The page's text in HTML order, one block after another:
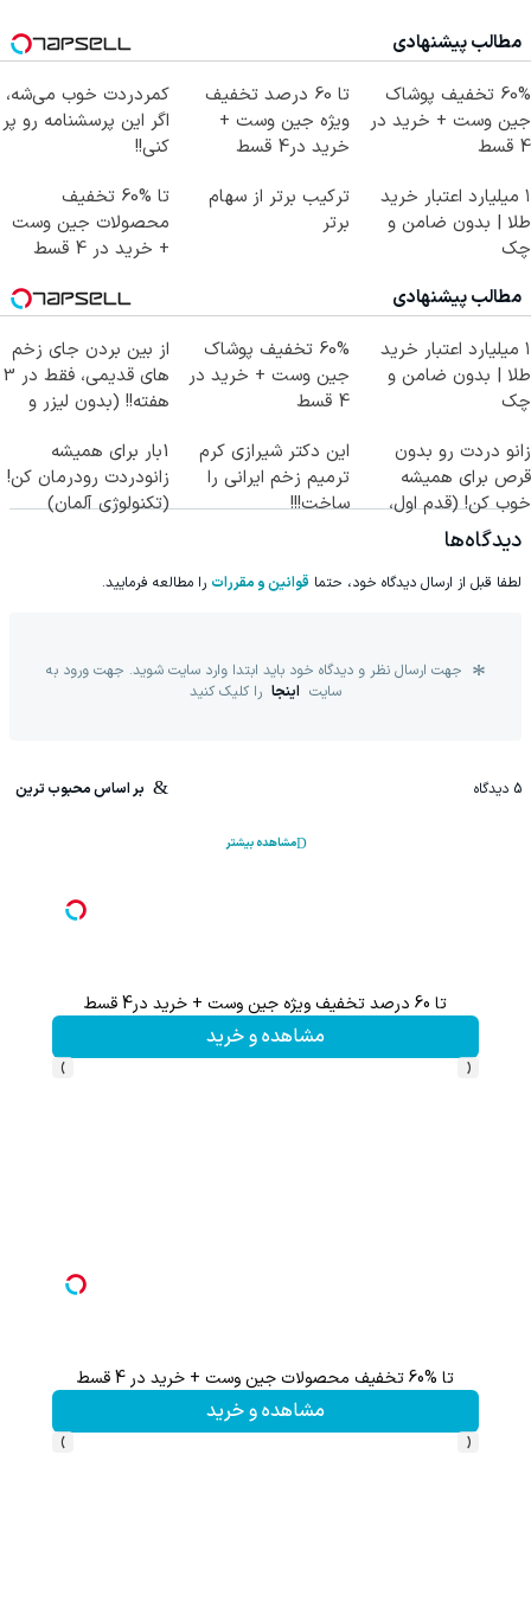
مطالب پیشنهادی
60% تخفیف پوشاک
جین وست + خرید در
4 قسط
تا 60 درصد تخفیف
ویژه جین وست +
خرید در4 قسط
کمردردت خوب می‌شه،
اگر این پرسشنامه رو پر
کنی!!
۱ میلیارد اعتبار خرید
طلا | بدون ضامن و
چک
ترکیب برتر از سهام
برتر
تا %60 تخفیف
محصولات جین وست
+ خرید در 4 قسط
مطالب پیشنهادی
۱ میلیارد اعتبار خرید
طلا | بدون ضامن و
چک
60% تخفیف پوشاک
جین وست + خرید در
4 قسط
از بین بردن جای زخم
های قدیمی، فقط در 3
هفته!! (بدون لیزر و
زانو دردت رو بدون
قرص برای همیشه
خوب کن! (قدم اول،
پرسش‌نامه)
این دکتر شیرازی کرم
ترمیم زخم ایرانی را
ساخت!!!
1بار برای همیشه
زانودردت رودرمان کن!
(تکنولوژی آلمان)
دیدگاه‌ها
لطفا قبل از ارسال دیدگاه خود، حتما قوانین و مقررات را مطالعه فرمایید.
جهت ارسال نظر و دیدگاه خود باید ابتدا وارد سایت شوید. جهت ورود به
سایت اینجا را کلیک کنید
5 دیدگاه بر اساس محبوب ترین
مشاهده بیشتر
تا 60 درصد تخفیف ویژه جین وست + خرید در4 قسط
مشاهده و خرید
‹
›
تا %60 تخفیف محصولات جین وست + خرید در 4 قسط
مشاهده و خرید
‹
›